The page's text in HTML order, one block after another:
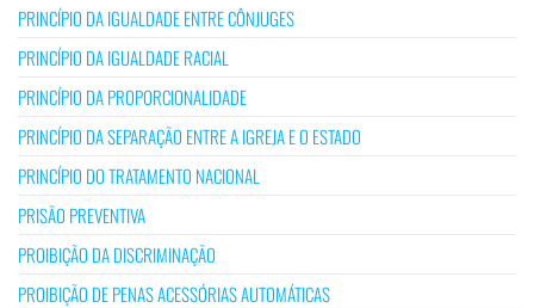
PRINCÍPIO DA IGUALDADE ENTRE CÔNJUGES
PRINCÍPIO DA IGUALDADE RACIAL
PRINCÍPIO DA PROPORCIONALIDADE
PRINCÍPIO DA SEPARAÇÃO ENTRE A IGREJA E O ESTADO
PRINCÍPIO DO TRATAMENTO NACIONAL
PRISÃO PREVENTIVA
PROIBIÇÃO DA DISCRIMINAÇÃO
PROIBIÇÃO DE PENAS ACESSÓRIAS AUTOMÁTICAS